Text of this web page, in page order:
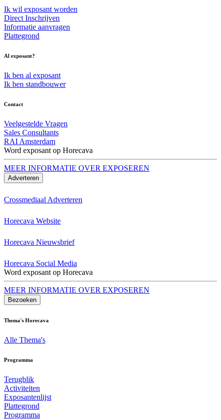
Ik wil exposant worden
Direct Inschrijven
Informatie aanvragen
Plattegrond
Al exposant?
Ik ben al exposant
Ik ben standbouwer
Contact
Veelgestelde Vragen
Sales Consultants
RAI Amsterdam
Word exposant op Horecava
MEER INFORMATIE OVER EXPOSEREN
Adverteren
Crossmediaal Adverteren
Horecava Website
Horecava Nieuwsbrief
Horecava Social Media
Word exposant op Horecava
MEER INFORMATIE OVER EXPOSEREN
Bezoeken
Thema's Horecava
Alle Thema's
Programma
Terugblik
Activiteiten
Exposantenlijst
Plattegrond
Programma